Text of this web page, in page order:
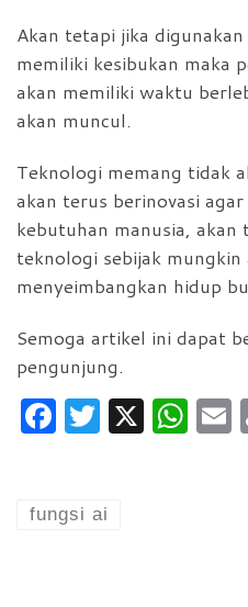
Akan tetapi jika
memiliki kesibukan maka
akan memiliki waktu
akan muncul.
Teknologi memang tidak
akan terus berinovasi
kebutuhan manusia, akan
teknologi sebijak mungkin
menyeimbangkan hidup
Semoga artikel ini dapat
pengunjung.
F
a
e
T
w
er
X W
h
fungsi ai